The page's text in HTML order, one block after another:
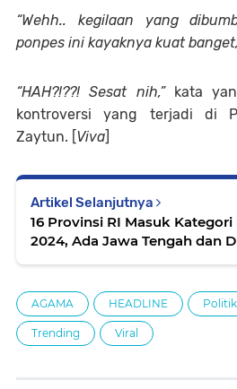
“Wehh.. kegilaan yang
ponpes ini kayaknya kuat
“HAH?!??! Sesat nih,”kata
kontroversi yang terjadi di
Zaytun. [Viva]
Artikel Selanjutnya
16 Provinsi RI Masuk
2024, Ada Jawa Tengah dan
AGAMA HEADLINE Politik
Trending Viral